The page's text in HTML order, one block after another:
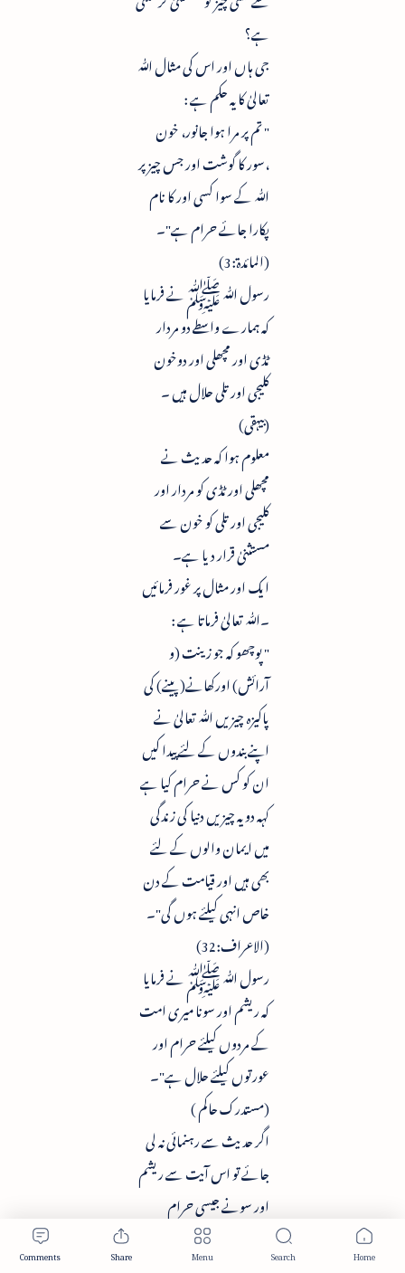
ہے؟
جی ہاں اور اس کی مثال ﷲ
تعالیٰ کا یہ حکم ہے :
" تم پر مرا ہوا جانور، خون
،سور کا گوشت اور جس چیز پر
ﷲ کے سوا کسی اور کا نام
پکارا جائے حرام ہے"۔
(المائدۃ:3)
رسول ﷲ ﷺ نے فرمایا
کہ ہمارے واسطے دو مردار
ٹڈی اور مچھلی اور دوخون
کلیجی اور تلی حلال ہیں ۔
(بیہقی)
معلوم ہوا کہ حدیث نے
مچھلی اور ٹڈی کو مردار اور
کلیجی اور تلی کو خون سے
مستثنیٰ قرار دیا ہے۔
ایک اور مثال پر غور فرمائیں
۔ﷲ تعالیٰ فرماتا ہے :
" پوچھو کہ جو زینت (و
آرائش) اورکھانے(پینے) کی
پاکیزہ چیزیں ﷲ تعالیٰ نے
اپنے بندوں کے لئے پیدا کیں
ان کو کس نے حرام کیا ہے
کہہ دو یہ چیزیں دنیا کی زندگی
میں ایمان والوں کے لئے
بھی ہیں اور قیامت کے دن
خاص انہی کیلئے ہوں گی"۔
(الاعراف:32)
رسول ﷲ ﷺ نے فرمایا
کہ ریشم اور سونا میری امت
کے مردوں کیلئے حرام اور
عورتوں کیلئے حلال ہے"۔
(مستدرک حاکم )
اگر حدیث سے رہنمائی نہ لی
جائے تو اس آیت سے ریشم
اور سونے جیسی حرام
چیزوں کو حلال سمجھ لیا جاتا۔